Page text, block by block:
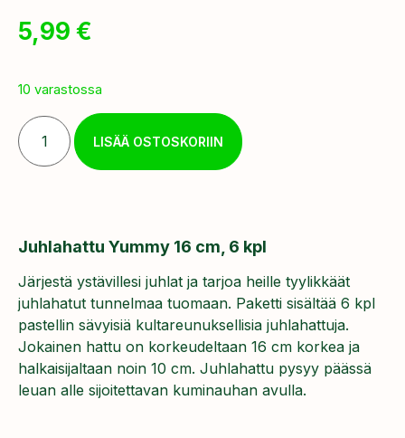
5,99 €
10 varastossa
LISÄÄ OSTOSKORIIN
Juhlahattu Yummy 16 cm, 6 kpl
Järjestä ystävillesi juhlat ja tarjoa heille tyylikkäät
juhlahatut tunnelmaa tuomaan. Paketti sisältää 6 kpl
pastellin sävyisiä kultareunuksellisia juhlahattuja.
Jokainen hattu on korkeudeltaan 16 cm korkea ja
halkaisijaltaan noin 10 cm. Juhlahattu pysyy päässä
leuan alle sijoitettavan kuminauhan avulla.